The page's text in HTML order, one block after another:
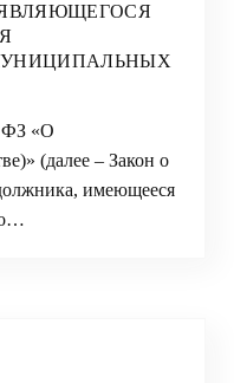
ФЗ «О
(далее – Закон о
имеющееся